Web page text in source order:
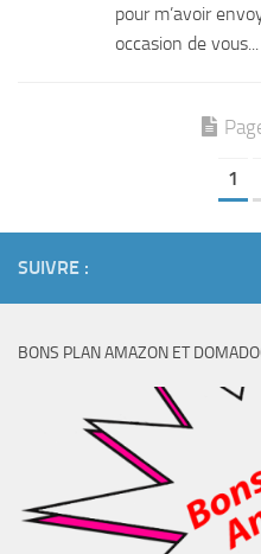
pour m’avoir
occasion de vous...
1
SUIVRE :
BONS PLAN AMAZON ET